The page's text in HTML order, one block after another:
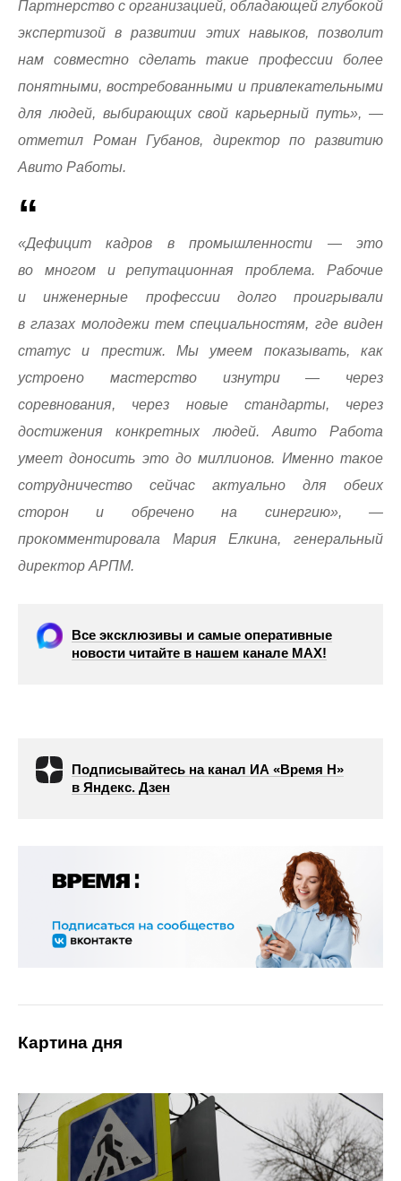
Партнерство с организацией, обладающей глубокой
экспертизой в развитии этих навыков, позволит
нам совместно сделать такие профессии более
понятными, востребованными и привлекательными
для людей, выбирающих свой карьерный путь», —
отметил Роман Губанов, директор по развитию
Авито Работы.
«Дефицит кадров в промышленности — это
во многом и репутационная проблема. Рабочие
и инженерные профессии долго проигрывали
в глазах молодежи тем специальностям, где виден
статус и престиж. Мы умеем показывать, как
устроено мастерство изнутри — через
соревнования, через новые стандарты, через
достижения конкретных людей. Авито Работа
умеет доносить это до миллионов. Именно такое
сотрудничество сейчас актуально для обеих
сторон и обречено на синергию», —
прокомментировала Мария Елкина, генеральный
директор АРПМ.
Все эксклюзивы и самые оперативные
новости читайте в нашем канале МАХ!
Подписывайтесь на канал ИА «Время Н»
в Яндекс. Дзен
Картина дня